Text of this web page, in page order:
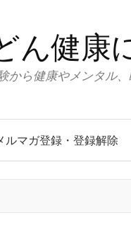
ん健康
から健康やメンタル
ルマガ登録・登録解除